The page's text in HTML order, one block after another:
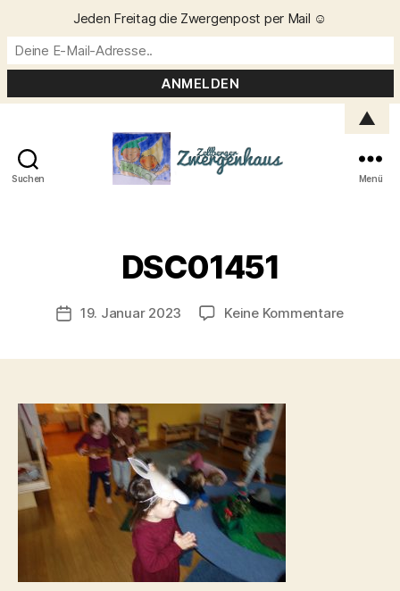
Suchen Menü
DSC01451
Beitragsautor
n
C
ri
t
Veröffentlichungsdatum
19. Januar 2023 Keine Kommentarezu
Jeden Freitag die Zwergenpost per Mail ☺️
▲